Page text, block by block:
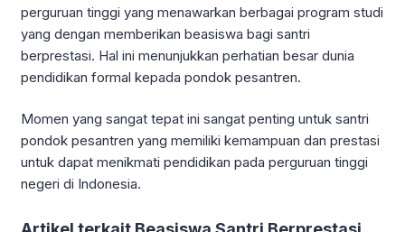
perguruan tinggi yang menawarkan berbagai program studi
yang dengan memberikan beasiswa bagi santri
berprestasi. Hal ini menunjukkan perhatian besar dunia
pendidikan formal kepada pondok pesantren.
Momen yang sangat tepat ini sangat penting untuk santri
pondok pesantren yang memiliki kemampuan dan prestasi
untuk dapat menikmati pendidikan pada perguruan tinggi
negeri di Indonesia.